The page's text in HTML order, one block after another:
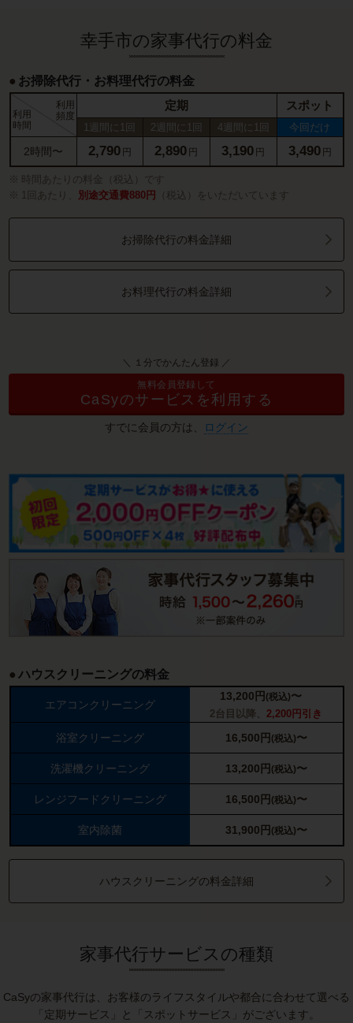
幸手市の家事代行の料金
お掃除代行・お料理代行の料金
利用
時間
利用
頻度
定期 スポット
1週間に1回 2週間に1回 4週間に1回 今回だけ
2時間〜 2,790 円 2,890 円 3,190 円 3,490 円
時間あたりの料金（税込）です
1回あたり、
別途交通費880円 （税込）をいただいています
お掃除代行の料金詳細
お料理代行の料金詳細
＼ １分でかんたん登録 ／
無料会員登録して
CaSyのサービスを利用する
すでに会員の方は、 ログイン
ハウスクリーニングの料金
エアコンクリーニング
13,200 円 (税込)〜
2台目以降、 2,200円引き
浴室クリーニング 16,500 円 (税込)〜
洗濯機クリーニング 13,200 円 (税込)〜
レンジフードクリーニング 16,500 円 (税込)〜
室内除菌 31,900 円 (税込)〜
ハウスクリーニングの料金詳細
家事代行サービスの種類
CaSyの家事代行は、お客様のライフスタイルや都合に合わせて選べる
「定期サービス」と「スポットサービス」がございます。